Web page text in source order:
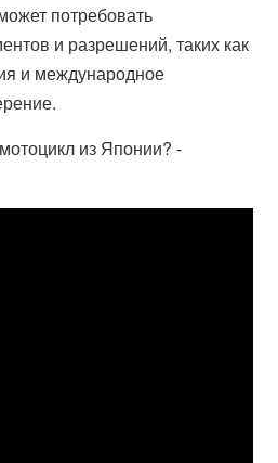
потребовать
и разрешений, таких как
и международное
из Японии? -